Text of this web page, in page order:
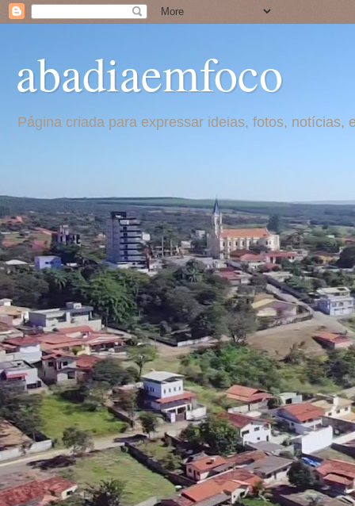
abadiaemfoco
Página criada para expressar ideias, fotos,